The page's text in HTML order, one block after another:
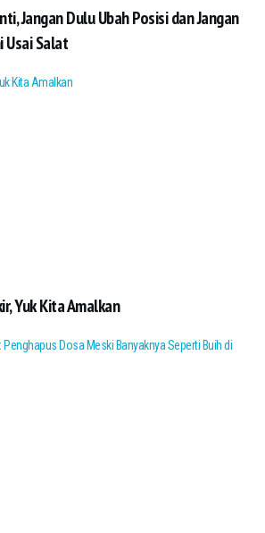
Jangan Dulu Ubah Posisi dan Jangan
Usai Salat
Yuk Kita Amalkan